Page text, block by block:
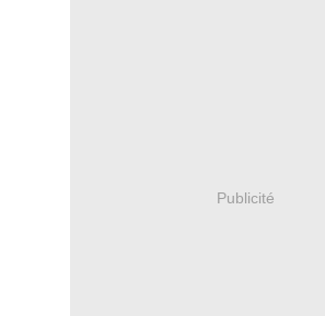
Publicité